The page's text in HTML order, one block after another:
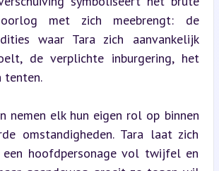
met zich meebrengt: de
waar Tara zich aanvankelijk
de verplichte inburgering, het
tenten.
nemen elk hun eigen rol op binnen
omstandigheden. Tara laat zich
hoofdpersonage vol twijfel en